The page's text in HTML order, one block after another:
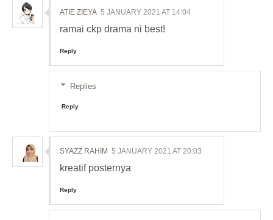
ATIE ZIEYA 5 JANUARY 2021 AT 14:04
ramai ckp drama ni best!
Reply
Replies
Reply
SYAZZ RAHIM 5 JANUARY 2021 AT 20:03
kreatif posternya
Reply